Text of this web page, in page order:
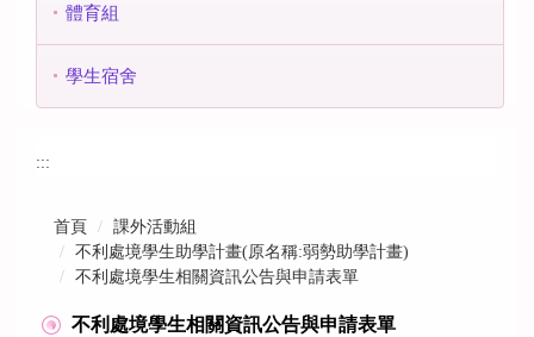
體育組
學生宿舍
:::
首頁
課外活動組
不利處境學生助學計畫(原名稱:弱勢助學計畫)
不利處境學生相關資訊公告與申請表單
不利處境學生相關資訊公告與申請表單